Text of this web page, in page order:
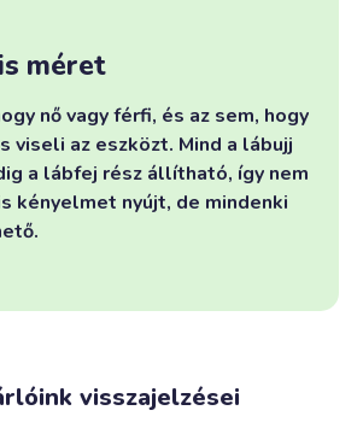
méret
nő vagy férfi, és az sem, hogy
viseli az eszközt. Mind a lábujj
a lábfej rész állítható, így nem
kényelmet nyújt, de mindenki
visszajelzései